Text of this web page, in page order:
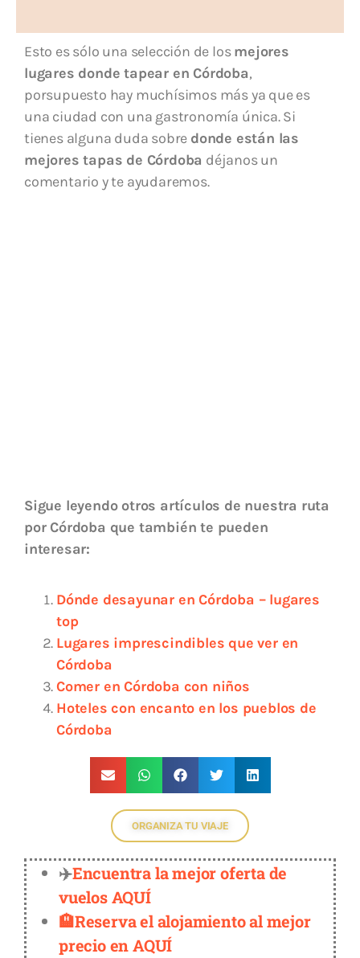
Esto es sólo una selección de losmejores
lugares donde tapear en Córdoba,
porsupuesto hay muchísimos más ya que es
una ciudad con una gastronomía única. Si
tienes alguna duda sobre donde están las
mejores tapas de Córdoba déjanos un
comentario y te ayudaremos.
Sigue leyendo otros artículos de nuestra ruta
por Córdoba que también te pueden
interesar:
Dónde desayunar en Córdoba – lugares
top
Lugares imprescindibles que ver en
Córdoba
Comer en Córdoba con niños
Hoteles con encanto en los pueblos de
Córdoba
ORGANIZA TU VIAJE
✈️Encuentra la mejor oferta de
vuelos AQUÍ
🏨Reserva el alojamiento al mejor
precio en AQUÍ